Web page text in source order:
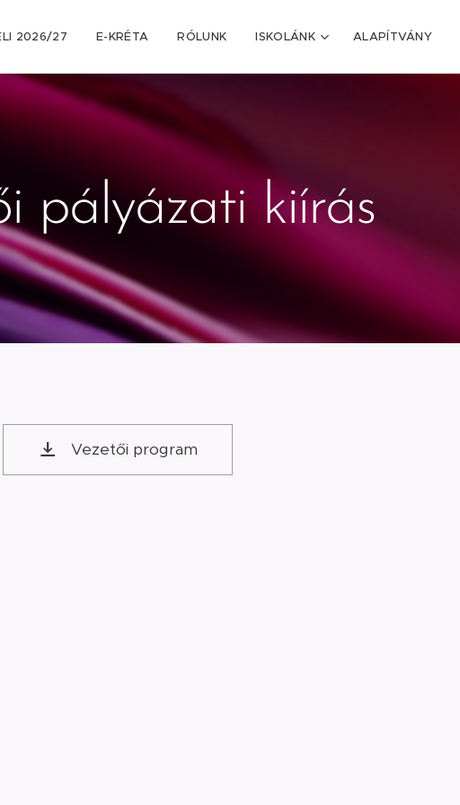
2026/27 E-KRÉTA RÓLUNK ISKOLÁNK ALAPÍTVÁNY
pályázati kiírás
Vezetői program